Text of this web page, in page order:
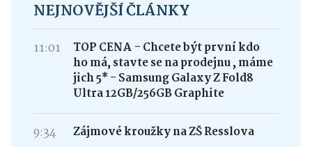
NEJNOVĚJŠÍ ČLÁNKY
11:01
TOP CENA - Chcete být první kdo
ho má, stavte se na prodejnu , máme
jich 5* - Samsung Galaxy Z Fold8
Ultra 12GB/256GB Graphite
9:34 Zájmové kroužky na ZŠ Resslova